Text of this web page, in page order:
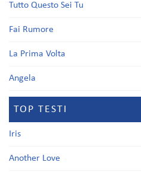
Tutto Questo Sei Tu
Fai Rumore
La Prima Volta
Angela
TOP TESTI
Iris
Another Love